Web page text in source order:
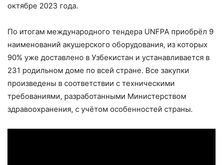
октябре 2023 года.
По итогам международного тендера UNFPA приобрёл 9
наименований акушерского оборудования, из которых
90% уже доставлено в Узбекистан и устанавливается в
231 родильном доме по всей стране. Все закупки
произведены в соответствии с техническими
требованиями, разработанными Министерством
здравоохранения, с учётом особенностей страны.